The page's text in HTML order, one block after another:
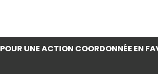
POUR UNE ACTION COORDONNÉE EN